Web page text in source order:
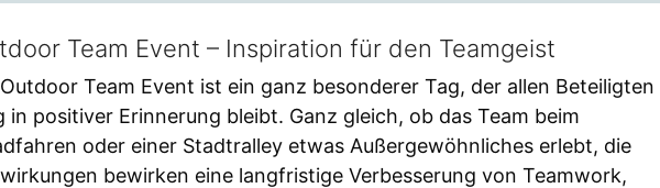
Team Event – Inspiration für den Teamgeist
Team Event ist ein ganz besonderer Tag, der allen Beteiligten
in positiver Erinnerung bleibt. Ganz gleich, ob das Team beim
oder einer Stadtralley etwas Außergewöhnliches erlebt, die
bewirken eine langfristige Verbesserung von Teamwork,